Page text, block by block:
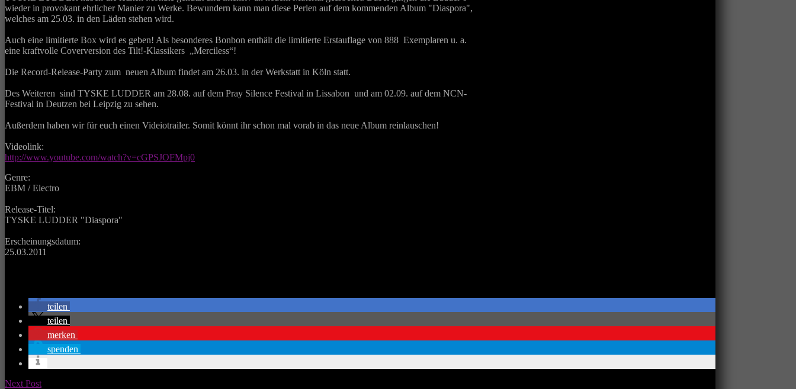
wieder in provokant ehrlicher Manier zu Werke. Bewundern kann man diese Perlen auf dem kommenden Album "Diaspora",
welches am 25.03. in den Läden stehen wird.
Auch eine limitierte Box wird es geben! Als besonderes Bonbon enthält die limitierte Erstauflage von 888 Exemplaren u. a.
eine kraftvolle Coverversion des Tilt!-Klassikers „Merciless“!
Die Record-Release-Party zum neuen Album findet am 26.03. in der Werkstatt in Köln statt.
Des Weiteren sind TYSKE LUDDER am 28.08. auf dem Pray Silence Festival in Lissabon und am 02.09. auf dem NCN-
Festival in Deutzen bei Leipzig zu sehen.
Außerdem haben wir für euch einen Videiotrailer. Somit könnt ihr schon mal vorab in das neue Album reinlauschen!
Videolink:
http://www.youtube.com/watch?v=cGPSJOFMpj0
Genre:
EBM / Electro
Release-Titel:
TYSKE LUDDER "Diaspora"
Erscheinungsdatum:
25.03.2011
teilen
teilen
merken
spenden
Next Post